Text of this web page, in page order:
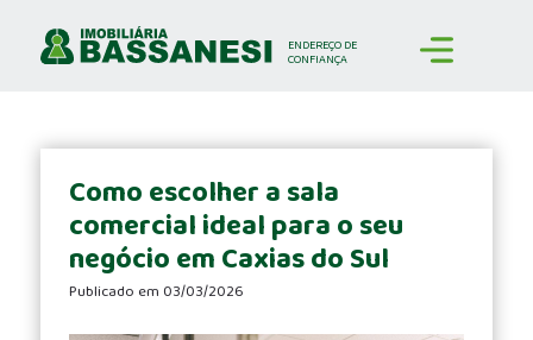
ENDEREÇODE
CONFIANÇA
customerComo escolher a sala
comercial ideal para o seu
negócio em Caxias do Sul
Publicado em 03/03/2026